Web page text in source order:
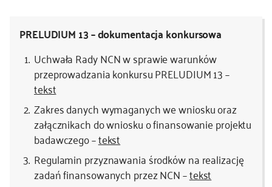
PRELUDIUM 13 – dokumentacja konkursowa
Uchwała Rady NCN w sprawie warunków
przeprowadzania konkursu PRELUDIUM 13 –
tekst
Zakres danych wymaganych we wniosku oraz
załącznikach do wniosku o finansowanie projektu
badawczego –tekst
Regulamin przyznawania środków na realizację
zadań finansowanych przez NCN –tekst